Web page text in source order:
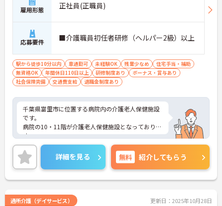
雇用形態 正社員(正職員)
応募要件 ■介護職員初任者研修（ヘルパー2級）以上
駅から徒歩10分以内 車通勤可 未経験OK 残業少なめ
住宅手当・補助
無資格OK
年間休日110日以上 研修制度あり
ボーナス・賞与あり
社会保険完備
交通費支給 退職金制度あり
千葉県富里市に位置する病院内の介護老人保健施設
です。
病院の10・11階が介護老人保健施設となっておりま
す。
大手医療法人徳州会グループで安定感は抜群です◎
病院内の施設で24時間看護師が在中しているため、
利用者様の容態が急変した場合にも対応が取りやす
いです。
また介護ラダーという研修ツールを取り入れてお
身につきやすいです。
詳細を見る 無料 紹介してもらう
通所介護（デイサービス） 更新日：2025年10月28日